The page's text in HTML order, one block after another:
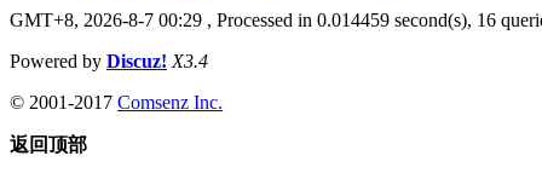
GMT+8, 2026-8-7 00:29 , Processed in 0.014459 second(s), 16
Powered by Discuz! X3.4
© 2001-2017 Comsenz Inc.
返回顶部